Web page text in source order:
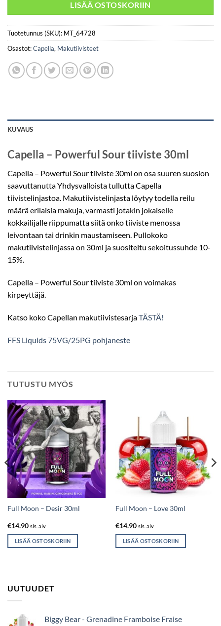
LISÄÄ OSTOSKORIIN
Tuotetunnus (SKU): MT_64728
Osastot:Capella, Makutiivisteet
KUVAUS
Capella – Powerful Sour tiiviste 30ml
Capella – Powerful Sour tiiviste 30ml on osa suuren suosion
saavuttanutta Yhdysvalloista tullutta Capella
tiivistelinjastoa. Makutiivistelinjasta löytyy todella reilu
määrä erilaisia makuja, varmasti jotakin jokaiselle
kokkailijalle riippumatta siitä onko tiiviste menossa
leivontaan tai drinkin maustamiseen. Pullokoko
makutiivistelinjassa on 30ml ja suositeltu sekoitussuhde 10-
15%.
Capella – Powerful Sour tiiviste 30ml on voimakas
kirpeyttäjä.
Katso koko Capellan makutiivistesarjaTÄSTÄ!
FFS Liquids 75VG/25PG pohjaneste
TUTUSTU MYÖS
Full Moon – Desir 30ml
€14.90 sis. alv
LISÄÄ OSTOSKORIIN
Full Moon – Love 30ml
€14.90 sis. alv
LISÄÄ OSTOSKORIIN
UUTUUDET
Biggy Bear - Grenadine Framboise Fraise